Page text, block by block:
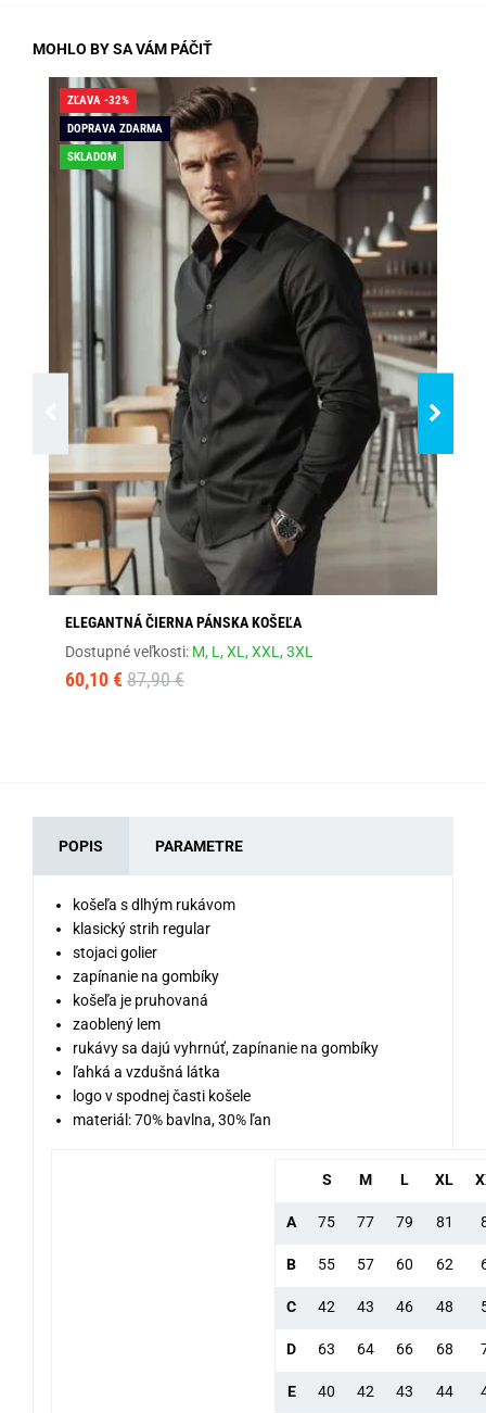
MOHLO BY SA VÁM PÁČIŤ
ZĽAVA -32%
DOPRAVA ZDARMA
SKLADOM
ELEGANTNÁ ČIERNA PÁNSKA KOŠEĽA
Dostupné veľkosti: M, L,XL,XXL,3XL
60,10 € 87,90 €
POPIS PARAMETRE
košeľa s dlhým rukávom
klasický strih regular
stojaci golier
zapínanie na gombíky
košeľa je pruhovaná
zaoblený lem
rukávy sa dajú vyhrnúť, zapínanie na gombíky
ľahká a vzdušná látka
logo v spodnej časti košele
materiál: 70% bavlna, 30% ľan
S M L XL
A 75 77 79 81
B 55 57 60 62
C 42 43 46 48
D 63 64 66 68
E 40 42 43 44